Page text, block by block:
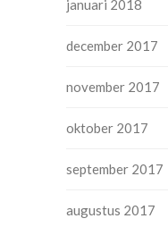
januari 2018
december 2017
november 2017
oktober 2017
september 2017
augustus 2017